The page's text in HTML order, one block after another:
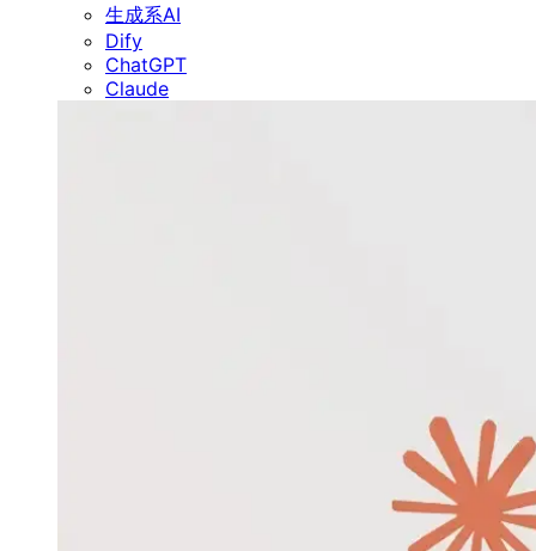
生成系AI
Dify
ChatGPT
Claude